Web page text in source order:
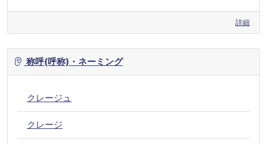
詳細
称呼(呼称)・ネーミング
クレージュ
クレージ